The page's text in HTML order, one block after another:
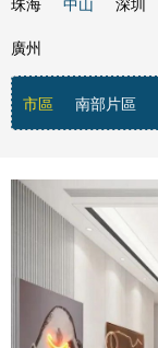
珠海 中山
市區 南部片區
深圳
廣州